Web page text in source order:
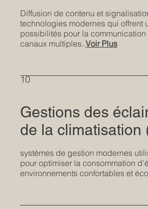
Diffusion de contenu et
technologies modernes qui offrent
possibilités pour la
canaux multiples..Voir Plus
10
​Gestions des
​​​​​​​​​​​​​​​​​​​​​​​​​​​​​​​​​​​​​​de la climatisation
systèmes de gestion modernes
pour optimiser la consommation
environnements confortables et